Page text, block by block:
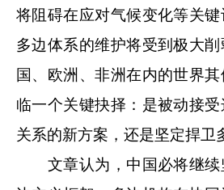
将阻碍在应对气候变化等关键
多边体系的维护将受到极大
国、欧洲、非洲在内的世界
临一个关键抉择：是被动接
关系的新方案，还是坚定捍卫
文章认为，中国必将继续